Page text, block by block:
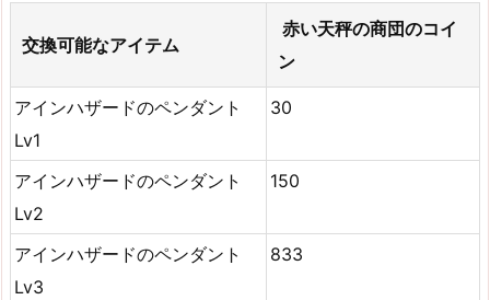
交換可能なアイテム
赤い天秤の商団のコイ
ン
アインハザードのペンダント
Lv1
30
アインハザードのペンダント
Lv2
150
アインハザードのペンダント
Lv3
833